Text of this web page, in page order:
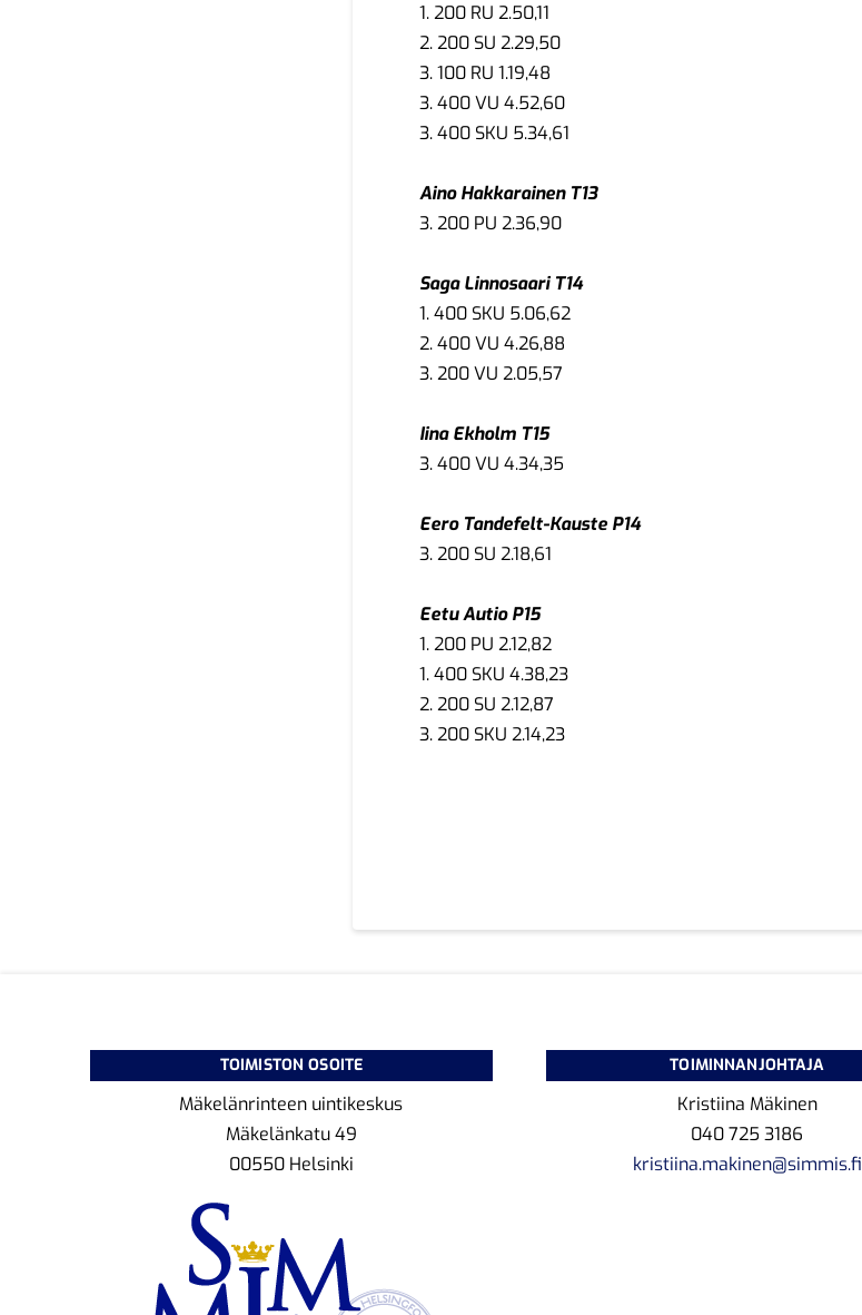
1. 200 RU 2.50,11
2. 200 SU 2.29,50
3. 100 RU 1.19,48
3. 400 VU 4.52,60
3. 400 SKU 5.34,61
Aino Hakkarainen T13
3. 200 PU 2.36,90
Saga Linnosaari T14
1. 400 SKU 5.06,62
2. 400 VU 4.26,88
3. 200 VU 2.05,57
Iina Ekholm T15
3. 400 VU 4.34,35
Eero Tandefelt-Kauste P14
3. 200 SU 2.18,61
Eetu Autio P15
1. 200 PU 2.12,82
1. 400 SKU 4.38,23
2. 200 SU 2.12,87
3. 200 SKU 2.14,23
TOIMISTON OSOITE
Mäkelänrinteen uintikeskus
Mäkelänkatu 49
00550 Helsinki
TOIMINNANJOHTAJA
Kristiina Mäkinen
040 725 3186
kristiina.makinen@simmis.fi